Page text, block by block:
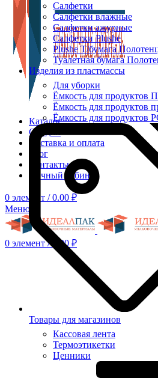
Каталог
Скидки
Доставка и оплата
Блог
Контакты
Личный кабинет
0 элемент / 0.00 ₽
Меню
0 элемент / 0.00 ₽
Салфетки
Салфетки влажные
Салфетки ажурные
Салфетки Plushe
Plushe Т/бумага
Туалетная бумага
Изделия из пластмассы
Для уборки
Ёмкость для
Ёмкость для продуктов
Ёмкость для продуктов
Товары для магазинов
Кассовая лента
Термоэтикетки
Ценники